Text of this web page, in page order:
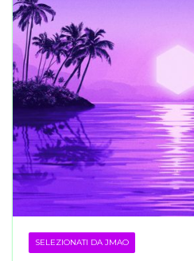
SELEZIONATI DA JMAO